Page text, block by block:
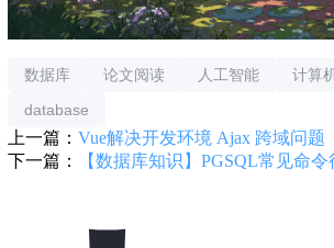
数据库 论文阅读 人工智能 计算
database
上一篇： Vue解决开发环境 Ajax 跨域问题
下一篇：
【数据库知识】PGSQL常见命